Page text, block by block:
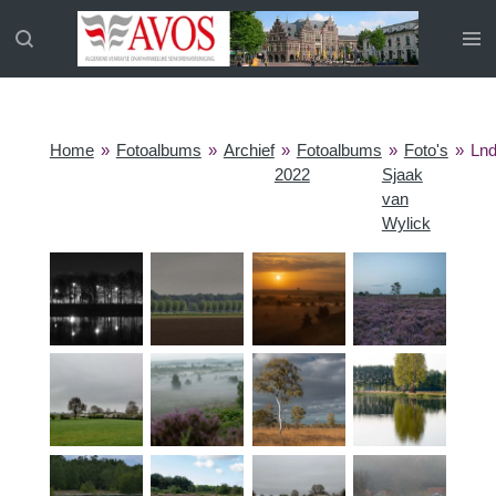
direct
Home » Fotoalbums » Archief » Fotoalbums
2022
» Foto's
Sjaak
van
Wylick
»